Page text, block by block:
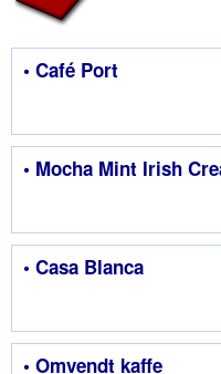
• Café Port
• Mocha Mint Irish
• Casa Blanca
• Omvendt kaffe